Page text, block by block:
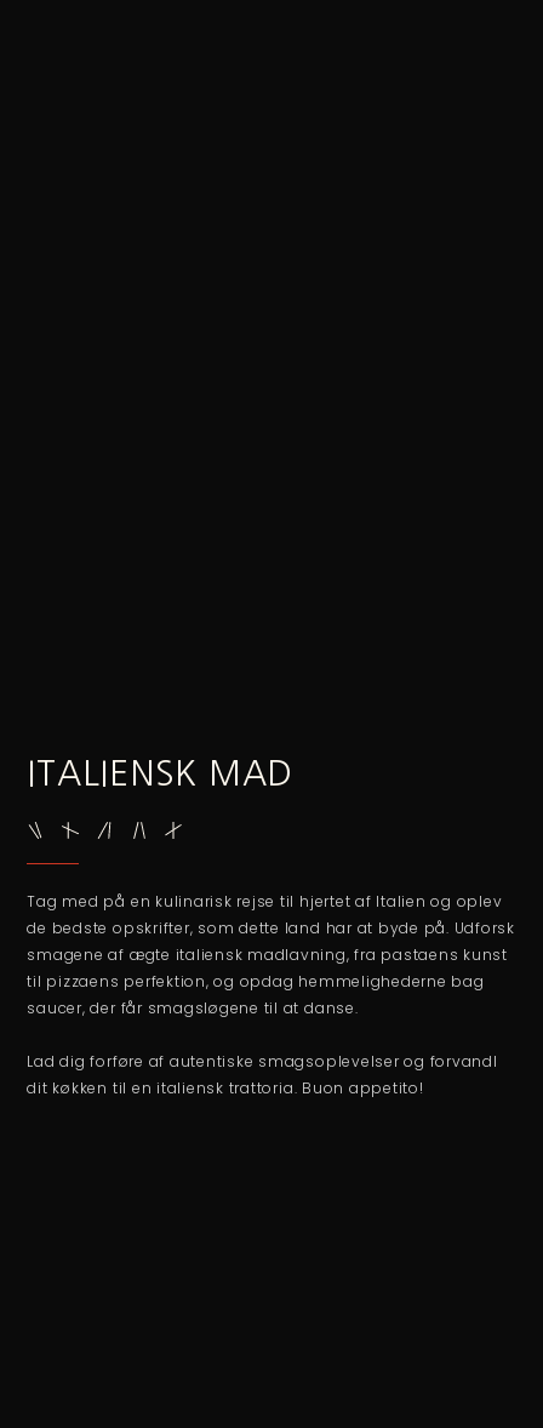
ITALIENSK MAD
Tag med på en kulinarisk rejse til hjertet af Italien og oplev
de bedste opskrifter, som dette land har at byde på. Udforsk
smagene af ægte italiensk madlavning, fra pastaens kunst
til pizzaens perfektion, og opdag hemmelighederne bag
saucer, der får smagsløgene til at danse.
Lad dig forføre af autentiske smagsoplevelser og forvandl
dit køkken til en italiensk trattoria. Buon appetito!